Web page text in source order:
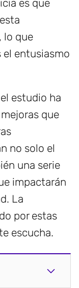
es que
lo que
el entusiasmo
estudio ha
que
no solo el
una serie
impactarán
La
por estas
escucha.